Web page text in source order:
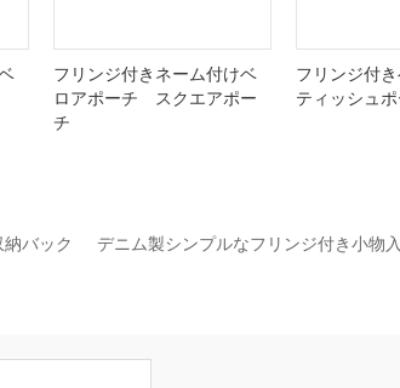
フリンジ付きネーム付けベ
ロアポーチ スクエアポー
チ
フリンジ付
ティッシュ
バック デニム製シンプルなフリンジ付き小物